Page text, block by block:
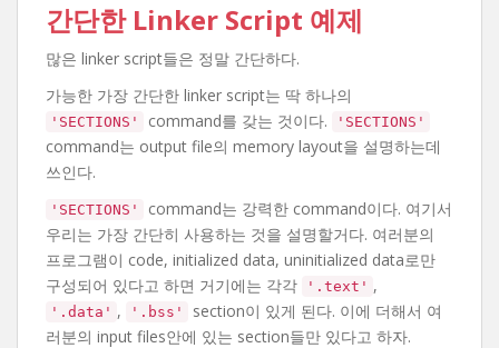
간단한 Linker Script 예제
많은 linker script들은 정말 간단하다.
가능한 가장 간단한 linker script는 딱 하나의
'SECTIONS' command를 갖는 것이다. 'SECTIONS'
command는 output file의 memory layout을 설명하는데
쓰인다.
'SECTIONS'
command는 강력한 command이다. 여기서
우리는 가장 간단히 사용하는 것을 설명할거다. 여러분의
프로그램이 code, initialized data, uninitialized data로만
구성되어 있다고 하면 거기에는 각각
'.text' ,
'.data' , '.bss'
section이 있게 된다. 이에 더해서 여
러분의 input files안에 있는 section들만 있다고 하자.